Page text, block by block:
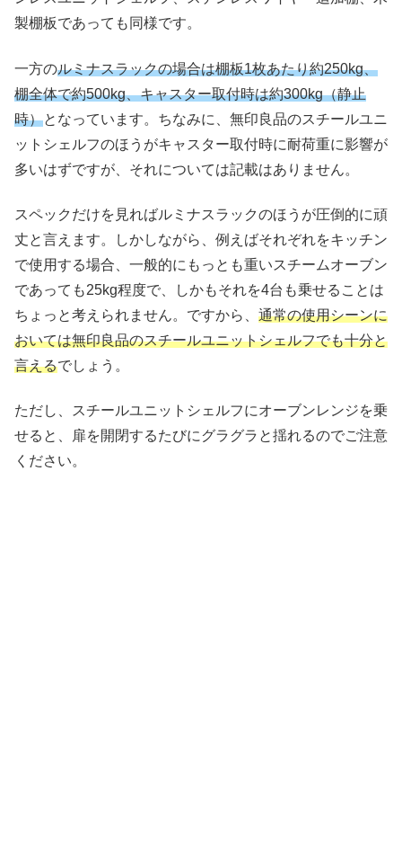
製棚板であっても同様です。
一方のルミナスラックの場合は棚板1枚あたり約250kg、
棚全体で約500kg、キャスター取付時は約300kg（静止
時）となっています。ちなみに、無印良品のスチールユニ
ットシェルフのほうがキャスター取付時に耐荷重に影響が
多いはずですが、それについては記載はありません。
スペックだけを見ればルミナスラックのほうが圧倒的に頑
丈と言えます。しかしながら、例えばそれぞれをキッチン
で使用する場合、一般的にもっとも重いスチームオーブン
であっても25kg程度で、しかもそれを4台も乗せることは
ちょっと考えられません。ですから、 通常の使用シーンに
おいては無印良品のスチールユニットシェルフでも十分と
言えるでしょう。
ただし、スチールユニットシェルフにオーブンレンジを乗
せると、扉を開閉するたびにグラグラと揺れるのでご注意
ください。